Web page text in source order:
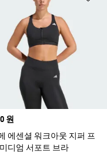
원
에센셜 워크아웃 지퍼 프
디엄 서포트 브라